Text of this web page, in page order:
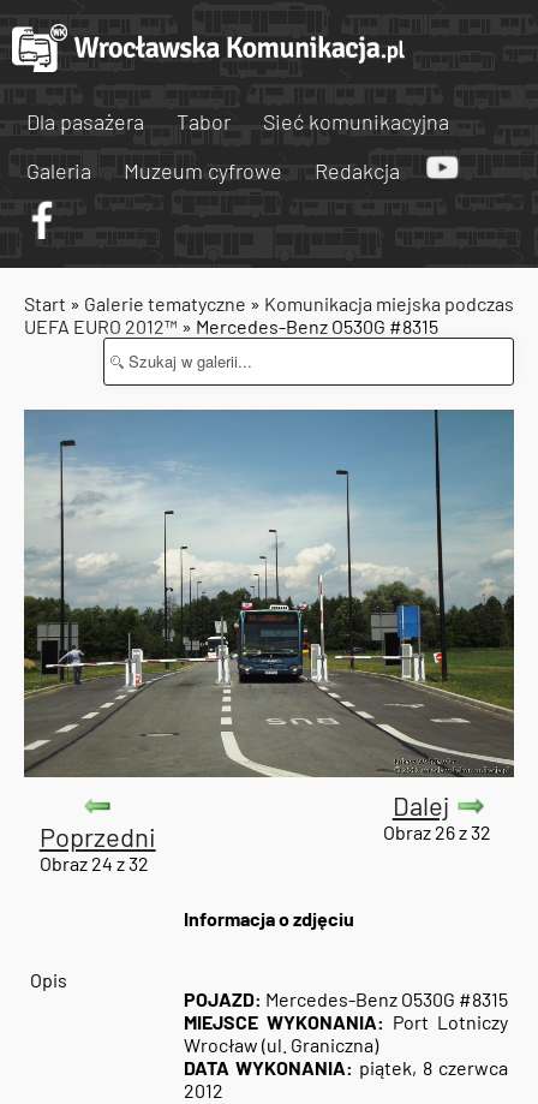
Dla pasażera Tabor
Sieć komunikacyjna
Galeria
Muzeum cyfrowe Redakcja
Start » Galerie tematyczne » Komunikacja miejska podczas
UEFA EURO 2012™ » Mercedes-Benz O530G #8315
Poprzedni
Obraz 24 z 32
Dalej
Obraz 26 z 32
Informacja o zdjęciu
Opis
POJAZD: Mercedes-Benz O530G #8315
MIEJSCE WYKONANIA: Port Lotniczy
Wrocław (ul. Graniczna)
DATA WYKONANIA: piątek, 8 czerwca
2012